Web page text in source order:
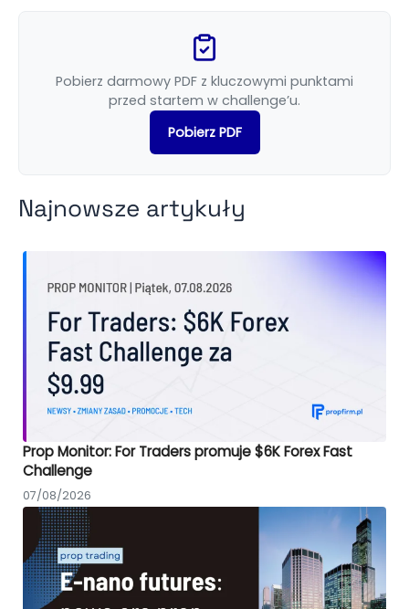
Pobierz darmowy PDF z kluczowymi punktami
przed startem w challenge’u.
Pobierz PDF
Najnowsze artykuły
Prop Monitor: For Traders promuje $6K Forex Fast
Challenge
07/08/2026